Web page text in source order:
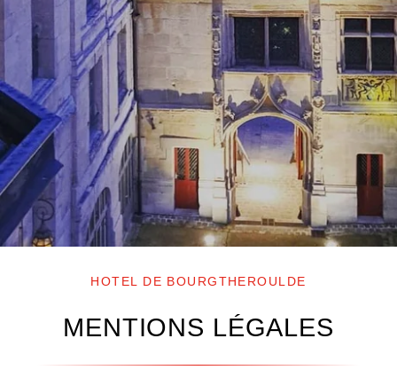
HOTEL DE BOURGTHEROULDE
MENTIONS LÉGALES